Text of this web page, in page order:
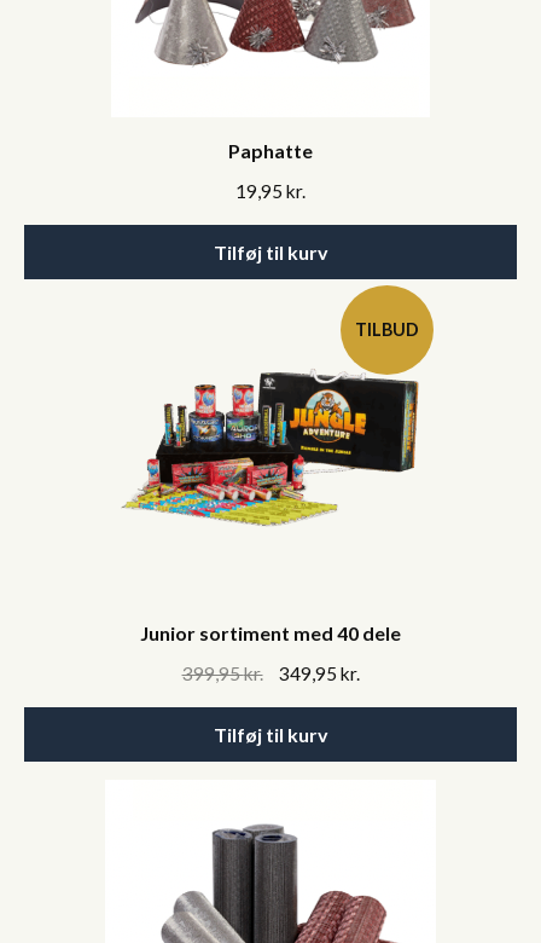
Paphatte
19,95 kr.
Tilføj til kurv
TILBUD
Junior sortiment med 40 dele
399,95kr.
Original
was:
399,95 kr..
349,95 kr.
349,95 kr..
Tilføj til kurv